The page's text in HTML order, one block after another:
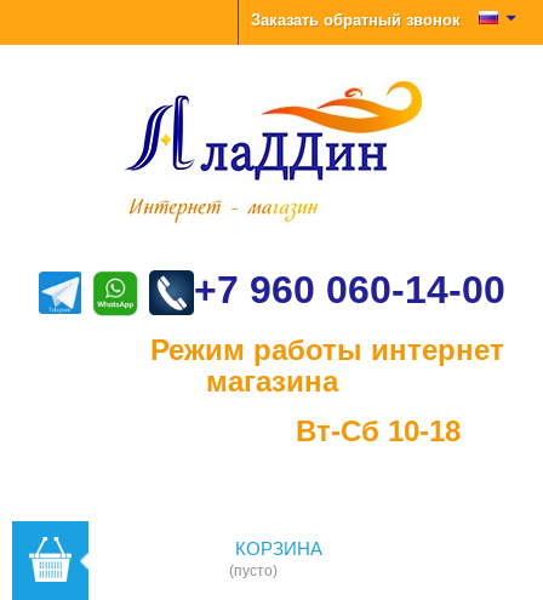
Заказать обратный звонок
+7 960 060-14-00
Режим работы интернет
магазина
Вт-Сб 10-18
КОРЗИНА
(пусто)